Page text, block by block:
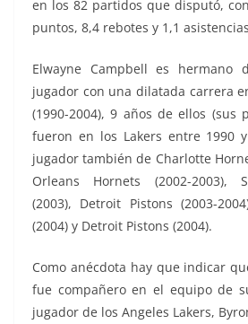
en los 82 partidos que disputó,
puntos, 8,4 rebotes y 1,1
Elwayne Campbell es hermano
jugador con una dilatada carrera
(1990-2004), 9 años de ellos (sus
fueron en los Lakers entre 1990
jugador también de Charlotte
Orleans Hornets (2002-2003),
(2003), Detroit Pistons (2003-
(2004) y Detroit Pistons (2004).
Como anécdota hay que indicar
fue compañero en el equipo de
jugador de los Angeles Lakers,